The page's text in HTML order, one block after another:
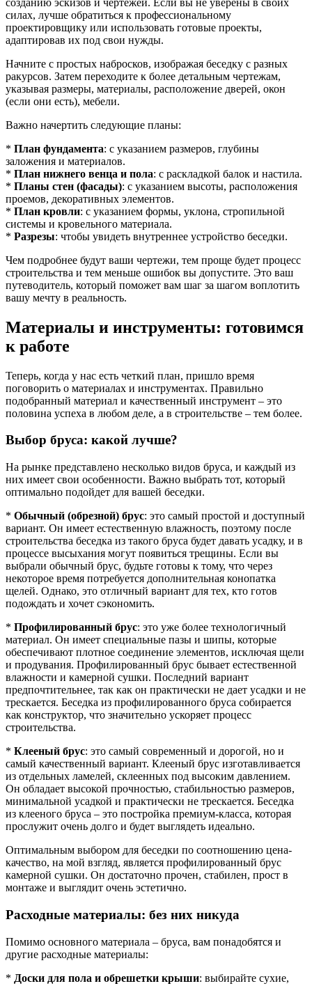
созданию эскизов и чертежей. Если вы не уверены в своих
силах, лучше обратиться к профессиональному
проектировщику или использовать готовые проекты,
адаптировав их под свои нужды.
Начните с простых набросков, изображая беседку с разных
ракурсов. Затем переходите к более детальным чертежам,
указывая размеры, материалы, расположение дверей, окон
(если они есть), мебели.
Важно начертить следующие планы:
* План фундамента: с указанием размеров, глубины
заложения и материалов.
* План нижнего венца и пола: с раскладкой балок и настила.
* Планы стен (фасады): с указанием высоты, расположения
проемов, декоративных элементов.
* План кровли: с указанием формы, уклона, стропильной
системы и кровельного материала.
* Разрезы: чтобы увидеть внутреннее устройство беседки.
Чем подробнее будут ваши чертежи, тем проще будет процесс
строительства и тем меньше ошибок вы допустите. Это ваш
путеводитель, который поможет вам шаг за шагом воплотить
вашу мечту в реальность.
Материалы и инструменты: готовимся
к работе
Теперь, когда у нас есть четкий план, пришло время
поговорить о материалах и инструментах. Правильно
подобранный материал и качественный инструмент – это
половина успеха в любом деле, а в строительстве – тем более.
Выбор бруса: какой лучше?
На рынке представлено несколько видов бруса, и каждый из
них имеет свои особенности. Важно выбрать тот, который
оптимально подойдет для вашей беседки.
* Обычный (обрезной) брус: это самый простой и доступный
вариант. Он имеет естественную влажность, поэтому после
строительства беседка из такого бруса будет давать усадку, и в
процессе высыхания могут появиться трещины. Если вы
выбрали обычный брус, будьте готовы к тому, что через
некоторое время потребуется дополнительная конопатка
щелей. Однако, это отличный вариант для тех, кто готов
подождать и хочет сэкономить.
* Профилированный брус: это уже более технологичный
материал. Он имеет специальные пазы и шипы, которые
обеспечивают плотное соединение элементов, исключая щели
и продувания. Профилированный брус бывает естественной
влажности и камерной сушки. Последний вариант
предпочтительнее, так как он практически не дает усадки и не
трескается. Беседка из профилированного бруса собирается
как конструктор, что значительно ускоряет процесс
строительства.
* Клееный брус: это самый современный и дорогой, но и
самый качественный вариант. Клееный брус изготавливается
из отдельных ламелей, склеенных под высоким давлением.
Он обладает высокой прочностью, стабильностью размеров,
минимальной усадкой и практически не трескается. Беседка
из клееного бруса – это постройка премиум-класса, которая
прослужит очень долго и будет выглядеть идеально.
Оптимальным выбором для беседки по соотношению цена-
качество, на мой взгляд, является профилированный брус
камерной сушки. Он достаточно прочен, стабилен, прост в
монтаже и выглядит очень эстетично.
Расходные материалы: без них никуда
Помимо основного материала – бруса, вам понадобятся и
другие расходные материалы:
* Доски для пола и обрешетки крыши: выбирайте сухие,